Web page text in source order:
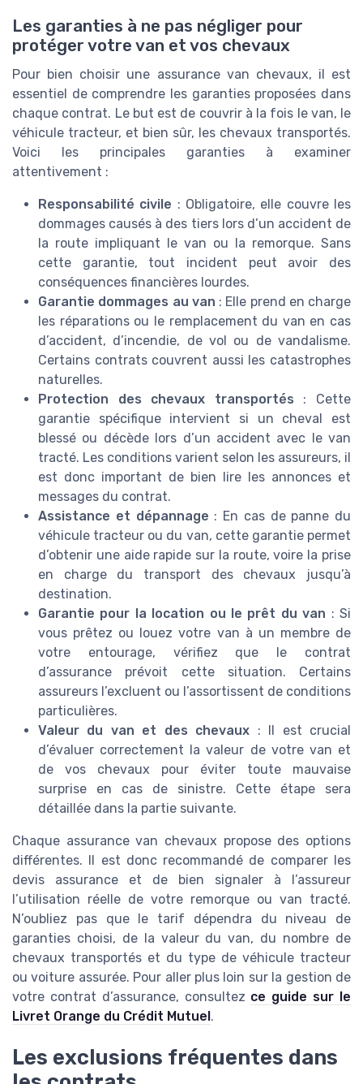
Les garanties à ne pas négliger pour
protéger votre van et vos chevaux
Pour bien choisir une assurance van chevaux, il est
essentiel de comprendre les garanties proposées dans
chaque contrat. Le but est de couvrir à la fois le van, le
véhicule tracteur, et bien sûr, les chevaux transportés.
Voici les principales garanties à examiner
attentivement :
Responsabilité civile : Obligatoire, elle couvre les
dommages causés à des tiers lors d’un accident de
la route impliquant le van ou la remorque. Sans
cette garantie, tout incident peut avoir des
conséquences financières lourdes.
Garantie dommages au van : Elle prend en charge
les réparations ou le remplacement du van en cas
d’accident, d’incendie, de vol ou de vandalisme.
Certains contrats couvrent aussi les catastrophes
naturelles.
Protection des chevaux transportés : Cette
garantie spécifique intervient si un cheval est
blessé ou décède lors d’un accident avec le van
tracté. Les conditions varient selon les assureurs, il
est donc important de bien lire les annonces et
messages du contrat.
Assistance et dépannage : En cas de panne du
véhicule tracteur ou du van, cette garantie permet
d’obtenir une aide rapide sur la route, voire la prise
en charge du transport des chevaux jusqu’à
destination.
Garantie pour la location ou le prêt du van : Si
vous prêtez ou louez votre van à un membre de
votre entourage, vérifiez que le contrat
d’assurance prévoit cette situation. Certains
assureurs l’excluent ou l’assortissent de conditions
particulières.
Valeur du van et des chevaux : Il est crucial
d’évaluer correctement la valeur de votre van et
de vos chevaux pour éviter toute mauvaise
surprise en cas de sinistre. Cette étape sera
détaillée dans la partie suivante.
Chaque assurance van chevaux propose des options
différentes. Il est donc recommandé de comparer les
devis assurance et de bien signaler à l’assureur
l’utilisation réelle de votre remorque ou van tracté.
N’oubliez pas que le tarif dépendra du niveau de
garanties choisi, de la valeur du van, du nombre de
chevaux transportés et du type de véhicule tracteur
ou voiture assurée. Pour aller plus loin sur la gestion de
votre contrat d’assurance, consultez ce guide sur le
Livret Orange du Crédit Mutuel .
Les exclusions fréquentes dans